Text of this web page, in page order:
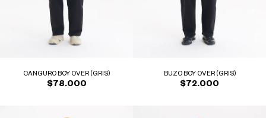
CANGURO BOY OVER (GRIS)
$78.000
BUZO BOY OVER (GRIS)
$72.000